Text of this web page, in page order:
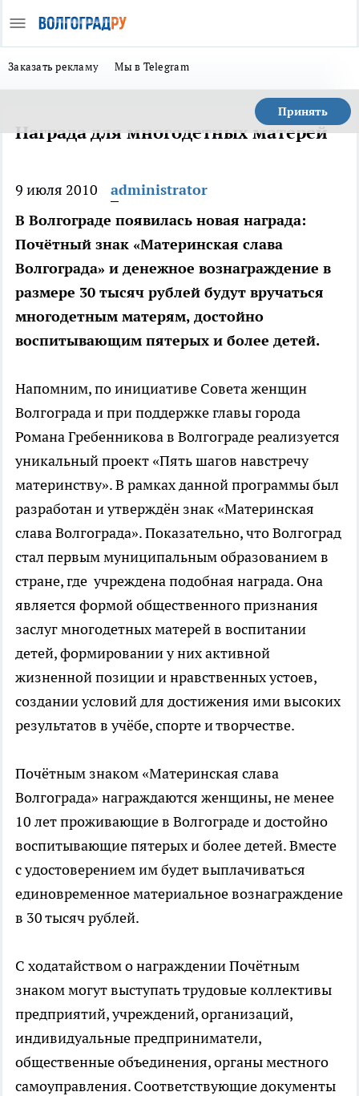
Заказать рекламу Мы в Telegram
Принять
Награда для многодетных матерей
9 июля 2010
administrator
В Волгограде появилась новая награда:
Почётный знак «Материнская слава
Волгограда» и денежное вознаграждение в
размере 30 тысяч рублей будут вручаться
многодетным матерям, достойно
воспитывающим пятерых и более детей.
Напомним, по инициативе Совета женщин
Волгограда и при поддержке главы города
Романа Гребенникова в Волгограде реализуется
уникальный проект «Пять шагов навстречу
материнству». В рамках данной программы был
разработан и утверждён знак «Материнская
слава Волгограда». Показательно, что Волгоград
стал первым муниципальным образованием в
стране, где учреждена подобная награда. Она
является формой общественного признания
заслуг многодетных матерей в воспитании
детей, формировании у них активной
жизненной позиции и нравственных устоев,
создании условий для достижения ими высоких
результатов в учёбе, спорте и творчестве.
Почётным знаком «Материнская слава
Волгограда» награждаются женщины, не менее
10 лет проживающие в Волгограде и достойно
воспитывающие пятерых и более детей. Вместе
с удостоверением им будет выплачиваться
единовременное материальное вознаграждение
в 30 тысяч рублей.
С ходатайством о награждении Почётным
знаком могут выступать трудовые коллективы
предприятий, учреждений, организаций,
индивидуальные предприниматели,
общественные объединения, органы местного
самоуправления. Соответствующие документы